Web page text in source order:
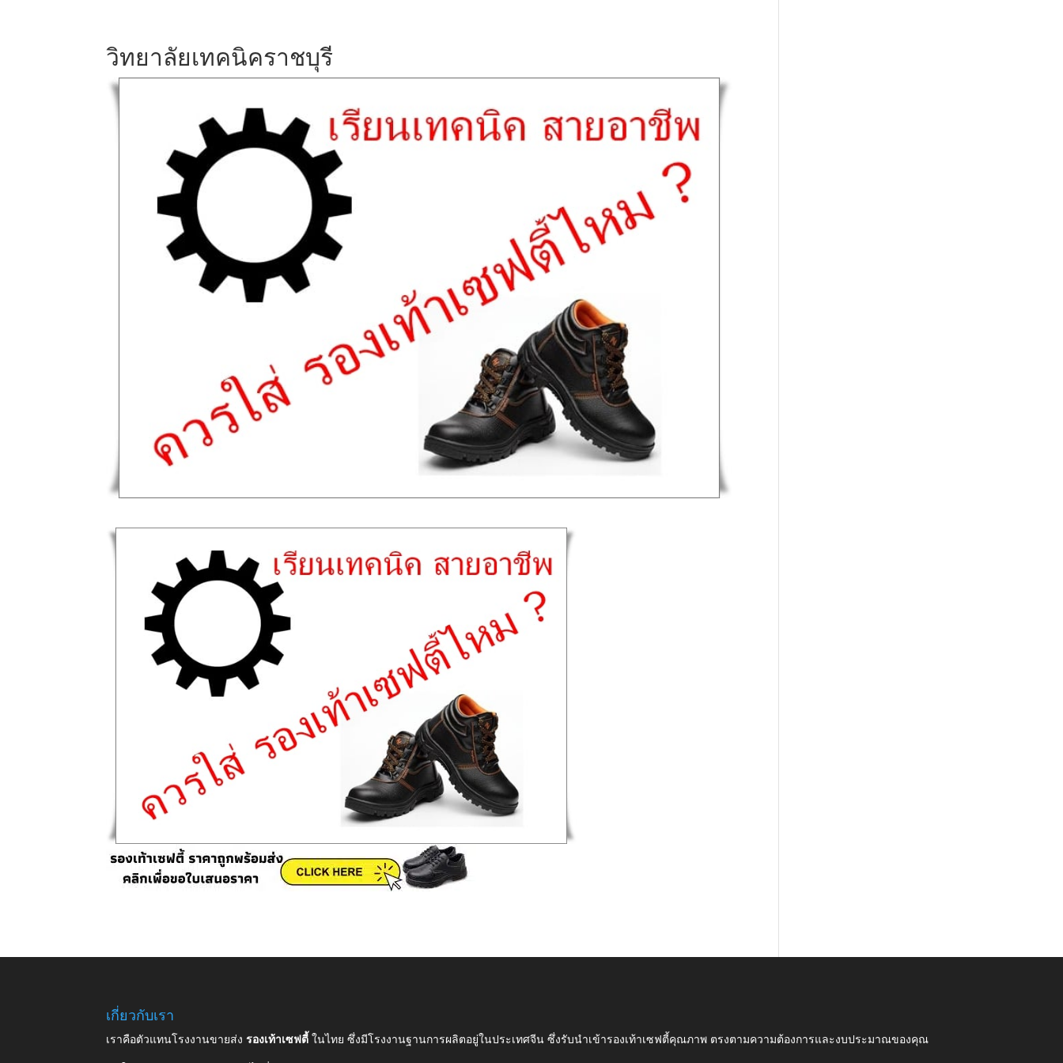
วิทยาลัยเทคนิคราชบุรี
เกี่ยวกับเรา
เราคือตัวแทนโรงงานขายส่งรองเท้าเซฟตี้ในไทย ซึ่งมีโรงงานฐานการผลิตอยู่ในประเทศจีน ซึ่งรับนำเข้ารองเท้าเซฟตี้คุณภาพ ตรงตามความต้องการและงบประมาณของคุณ